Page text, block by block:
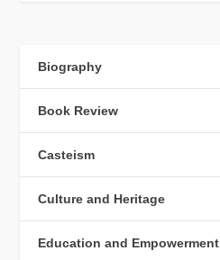
Biography
Book Review
Casteism
Culture and Heritage
Education and Empowerment